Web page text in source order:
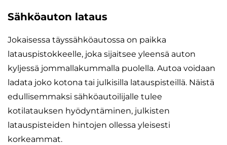
Sähköauton lataus
Jokaisessa täyssähköautossa on paikka
latauspistokkeelle, joka sijaitsee yleensä auton
kyljessä jommallakummalla puolella. Autoa voidaan
ladata joko kotona tai julkisilla latauspisteillä. Näistä
edullisemmaksi sähköautoilijalle tulee
kotilatauksen hyödyntäminen, julkisten
latauspisteiden hintojen ollessa yleisesti
korkeammat.